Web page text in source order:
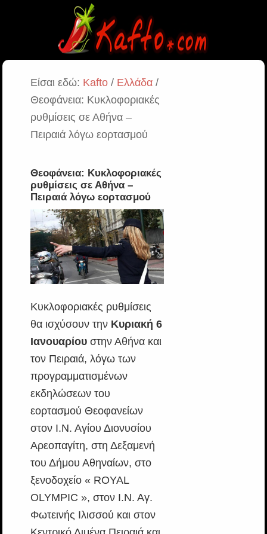
Είσαι εδώ: Kafto/ Ελλάδα/
Θεοφάνεια: Κυκλοφοριακές
ρυθμίσεις σε Αθήνα –
Πειραιά λόγω εορτασμού
Θεοφάνεια: Κυκλοφοριακές
ρυθμίσεις σε Αθήνα –
Πειραιά λόγω εορτασμού
Κυκλοφοριακές ρυθμίσεις
θα ισχύσουν την Κυριακή 6
Ιανουαρίουστην Αθήνα και
τον Πειραιά, λόγω των
προγραμματισμένων
εκδηλώσεων του
εορτασμού Θεοφανείων
στον Ι.Ν. Αγίου Διονυσίου
Αρεοπαγίτη, στη Δεξαμενή
του Δήμου Αθηναίων, στο
ξενοδοχείο « ROYAL
OLYMPIC », στον Ι.Ν. Αγ.
Φωτεινής Ιλισσού και στον